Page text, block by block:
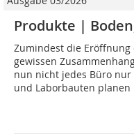
Produkte |
Zumindest die
gewissen
nun nicht jedes Büro nur
und Laborbauten planen